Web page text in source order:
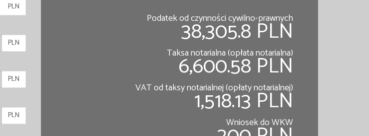
PLN
PLN
PLN
PLN
Podatek od czynności cywilno-prawnych
38,305.8 PLN
Taksa notarialna (opłata notarialna)
6,600.58 PLN
VAT od taksy notarialnej (opłaty notarialnej)
1,518.13 PLN
Wniosek do WKW